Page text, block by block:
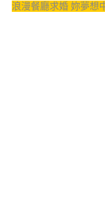
浪漫餐廳求婚 妳夢想